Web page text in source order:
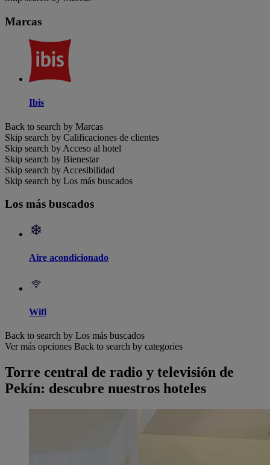
Marcas
Ibis
Back to search by Marcas
Skip search by Calificaciones de clientes
Skip search by Acceso al hotel
Skip search by Bienestar
Skip search by Accesibilidad
Skip search by Los más buscados
Los más buscados
Aire acondicionado
Wifi
Back to search by Los más buscados
Ver más opciones Back to search by categories
Torre central de radio y televisión de
Pekín: descubre nuestros hoteles